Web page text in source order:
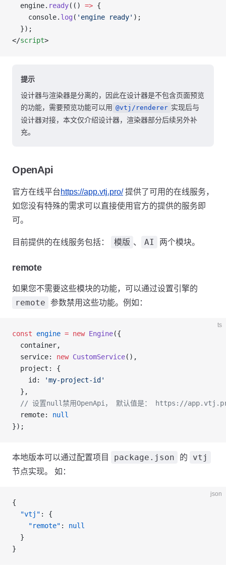
  engine.
ready(() => {
    console.
log ( 'engine ready' );
  });
</script>
提示
设计器与渲染器是分离的，因此在设计器是不包含页面预览
的功能，需要预览功能可以用 @vtj/renderer 实现后与
设计器对接，本文仅介绍设计器，渲染器部分后续另外补
充。
OpenApi
官方在线平台https://app.vtj.pro/提供了可用的在线服务，
如您没有特殊的需求可以直接使用官方的提供的服务即
可。
目前提供的在线服务包括： 模版 、 AI 两个模块。
remote
如果您不需要这些模块的功能，可以通过设置引擎的
remote 参数禁用这些功能。例如：
ts
const engine = new Engine({
  container,
  service:
new CustomService(),
  project: {
    id:
'my-project-id'
  },
// 设置null禁用OpenApi， 默认值是： https://
  remote:
null
});
本地版本可以通过配置项目 package.json 的 vtj
节点实现。 如：
json
{
  "vtj"
: {
    "remote"
: null
  }
}